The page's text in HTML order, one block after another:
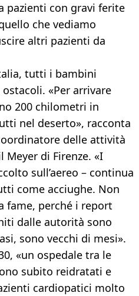
pazienti con gravi ferite
che vediamo
altri pazienti da
tutti i bambini
«Per arrivare
200 chilometri in
nel deserto», racconta
delle attività
Meyer di Firenze. «I
sull’aereo – continua
come acciughe. Non
fame, perché i report
dalle autorità sono
sono vecchi di mesi».
«un ospedale tra le
subito reidratati e
cardiopatici molto